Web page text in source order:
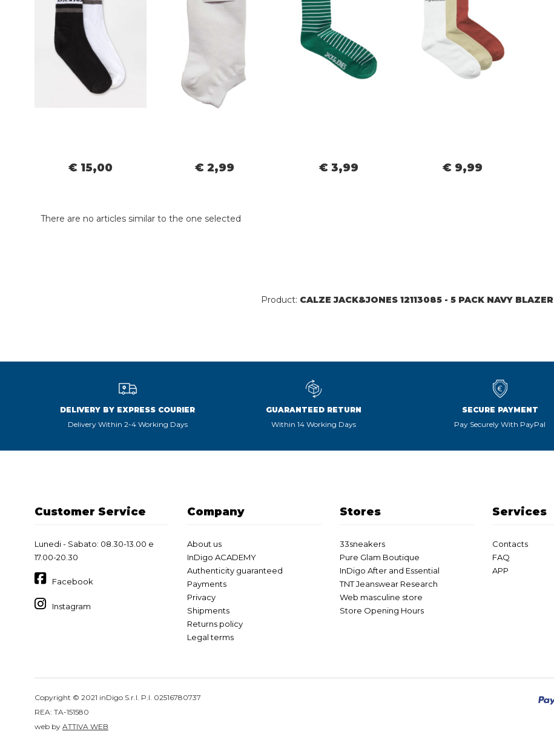
€ 15,00 € 2,99 € 3,99 € 9,99
There are no articles similar to the one selected
Product: CALZE JACK&JONES 12113085 - 5 PACK NAVY BLAZER
DELIVERY BY EXPRESS COURIER
Delivery Within 2-4 Working Days
GUARANTEED RETURN
Within 14 Working Days
SECURE PAYMENT
Pay Securely With PayPal
Customer Service
Lunedi - Sabato: 08.30-13.00 e
17.00-20.30
Facebook
Instagram
Company
About us
InDigo ACADEMY
Authenticity guaranteed
Payments
Privacy
Shipments
Returns policy
Legal terms
Stores
33sneakers
Pure Glam Boutique
InDigo After and Essential
TNT Jeanswear Research
Web masculine store
Store Opening Hours
Services
Contacts
FAQ
APP
Copyright © 2021 inDigo S.r.l. P.I. 02516780737
REA: TA-151580
web by ATTIVA WEB